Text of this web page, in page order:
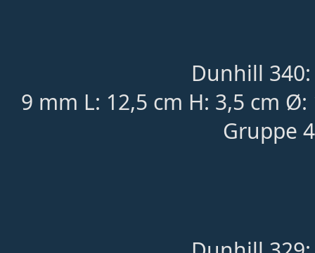
Dunhill
9 mm L: 12,5 cm H: 3,5 cm
Gruppe